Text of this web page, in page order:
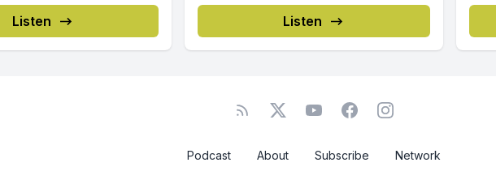
Listen Listen
Podcast About Subscribe Network